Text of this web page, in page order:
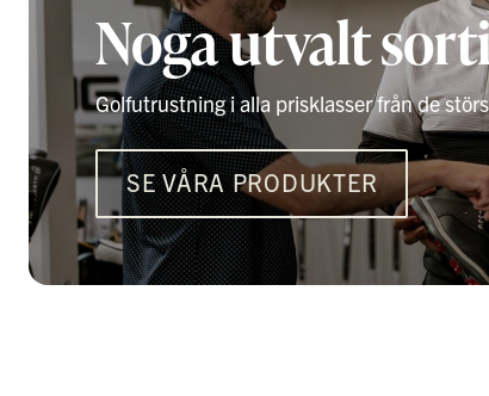
Noga utvalt
Golfutrustning i alla prisklasser från de
SE VÅRA PRODUKTER